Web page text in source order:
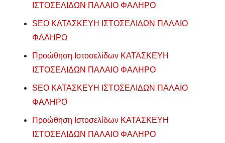
ΙΣΤΟΣΕΛΙΔΩΝ ΠΑΛΑΙΟ ΦΑΛΗΡΟ
SEO ΚΑΤΑΣΚΕΥΗ ΙΣΤΟΣΕΛΙΔΩΝ ΠΑΛΑΙΟ
ΦΑΛΗΡΟ
Προώθηση Ιστοσελίδων ΚΑΤΑΣΚΕΥΗ
ΙΣΤΟΣΕΛΙΔΩΝ ΠΑΛΑΙΟ ΦΑΛΗΡΟ
SEO ΚΑΤΑΣΚΕΥΗ ΙΣΤΟΣΕΛΙΔΩΝ ΠΑΛΑΙΟ
ΦΑΛΗΡΟ
Προώθηση Ιστοσελίδων ΚΑΤΑΣΚΕΥΗ
ΙΣΤΟΣΕΛΙΔΩΝ ΠΑΛΑΙΟ ΦΑΛΗΡΟ